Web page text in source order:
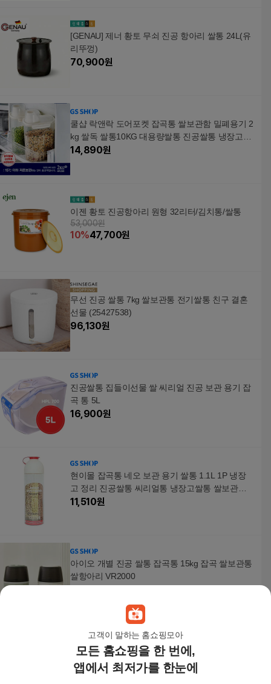
고객이 말하는 홈쇼핑모아
모든 홈쇼핑을 한 번에,
앱에서 최저가를 한눈에
[GENAU] 제너 황토 무쇠 진공 항아리 쌀통 24L(유
리뚜껑)
70,900원
쿨샵 락앤락 도어포켓 잡곡통 쌀보관함 밀폐용기 2
kg 쌀독 쌀통10KG 대용량쌀통 진공쌀통 냉장고쌀
통 계량
14,890원
이젠 황토 진공항아리 원형 32리터/김치통/쌀통
53,000원
10%47,700원
무선 진공 쌀통 7kg 쌀보관통 전기쌀통 친구 결혼
선물 (25427538)
96,130원
진공쌀통 집들이선물 쌀 씨리얼 진공 보관 용기 잡
곡 통 5L
16,900원
현이몰 잡곡통 네오 보관 용기 쌀통 1.1L 1P 냉장
고 정리 진공쌀통 씨리얼통 냉장고쌀통 쌀보관함
쌀보관
11,510원
아이오 개별 진공 쌀통 잡곡통 15kg 잡곡 쌀보관통
쌀항아리 VR2000
집들이선물 진공 쌀통 쌀보관 쌀보관통 잡곡통 쌀
항아리 쌀보관용기 쌀독 쌀보관함 쌀독항아리 밀
가루보관
49,640 원